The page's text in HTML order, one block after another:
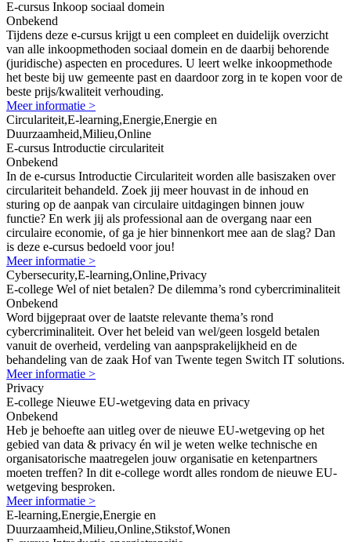
E-cursus Inkoop sociaal domein
Onbekend
Tijdens deze e-cursus krijgt u een compleet en duidelijk overzicht
van alle inkoopmethoden sociaal domein en de daarbij behorende
(juridische) aspecten en procedures. U leert welke inkoopmethode
het beste bij uw gemeente past en daardoor zorg in te kopen voor de
beste prijs/kwaliteit verhouding.
Meer informatie >
Circulariteit,E-learning,Energie,Energie en
Duurzaamheid,Milieu,Online
E-cursus Introductie circulariteit
Onbekend
In de e-cursus Introductie Circulariteit worden alle basiszaken over
circulariteit behandeld. Zoek jij meer houvast in de inhoud en
sturing op de aanpak van circulaire uitdagingen binnen jouw
functie? En werk jij als professional aan de overgang naar een
circulaire economie, of ga je hier binnenkort mee aan de slag? Dan
is deze e-cursus bedoeld voor jou!
Meer informatie >
Cybersecurity,E-learning,Online,Privacy
E-college Wel of niet betalen? De dilemma’s rond cybercriminaliteit
Onbekend
Word bijgepraat over de laatste relevante thema’s rond
cybercriminaliteit. Over het beleid van wel/geen losgeld betalen
vanuit de overheid, verdeling van aanpsprakelijkheid en de
behandeling van de zaak Hof van Twente tegen Switch IT solutions.
Meer informatie >
Privacy
E-college Nieuwe EU-wetgeving data en privacy
Onbekend
Heb je behoefte aan uitleg over de nieuwe EU-wetgeving op het
gebied van data & privacy én wil je weten welke technische en
organisatorische maatregelen jouw organisatie en ketenpartners
moeten treffen? In dit e-college wordt alles rondom de nieuwe EU-
wetgeving besproken.
Meer informatie >
E-learning,Energie,Energie en
Duurzaamheid,Milieu,Online,Stikstof,Wonen